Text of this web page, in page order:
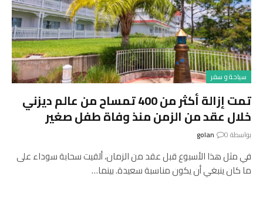
سياحة و سفر
تمت إزالة أكثر من 400 تمساح من عالم ديزني
خلال عقد من الزمن منذ وفاة طفل صغير
بواسطة golan 0
في مثل هذا الأسبوع قبل عقد من الزمان، ألقيت سحابة سوداء على
ما كان ينبغي أن يكون مناسبة سعيدة. بينما…